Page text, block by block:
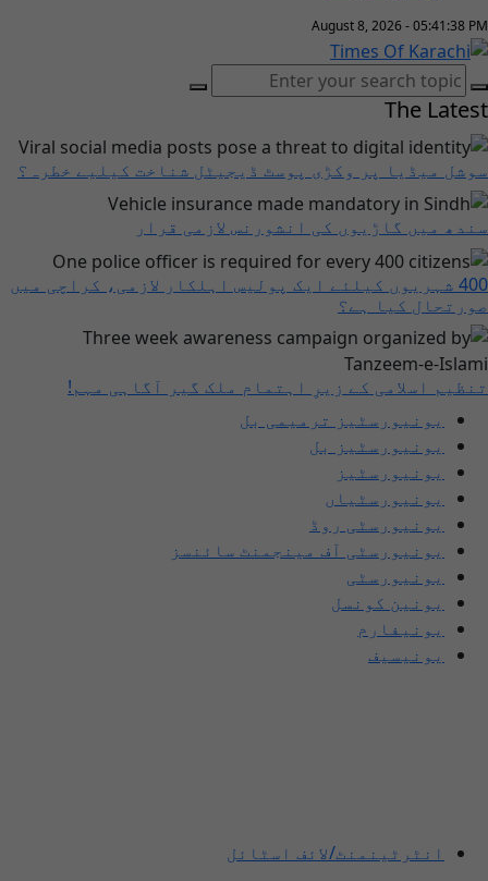
August 8, 2026 - 05:41:39 PM
The Latest
سوشل میڈیا پر وکڑی پوسٹ ڈیجیٹل شناخت کیلیے خطرہ؟
سندھ میں گاڑیوں کی انشورنس لازمی قرار
400 شہریوں کیلئے ایک پولیس اہلکار لازمی، کراچی میں
صورتحال کیا ہے؟
تنظیم اسلامی کے زیرِ اہتمام ملک گیر آگاہی مہم!
یونیورسٹیز ترمیمی بل
یونیورسٹیز بل
یونیورسٹیز
یونیورسٹیاں
یونیورسٹی روڈ
یونیورسٹی آف مینجمنٹ سائنسز
یونیورسٹی
یونین کونسل
یونیفارم
یونیسیف
انٹرٹینمنٹ/لائف اسٹائل